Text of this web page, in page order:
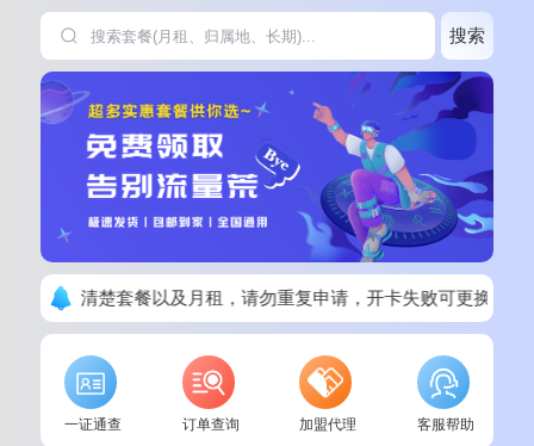
搜索
下单请看清楚套餐以及月租，请勿重复申请，开卡失败可更换其他
一证通查 订单查询 加盟代理 客服帮助